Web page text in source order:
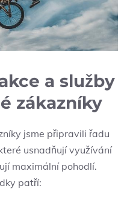
a služby
zákazníky
jsme připravili řadu
usnadňují využívání
maximální pohodlí.
patří: